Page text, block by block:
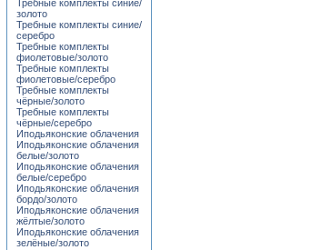
Требные комплекты синие/
золото
Требные комплекты синие/
серебро
Требные комплекты
фиолетовые/золото
Требные комплекты
фиолетовые/серебро
Требные комплекты
чёрные/золото
Требные комплекты
чёрные/серебро
Иподьяконские облачения
Иподьяконские облачения
белые/золото
Иподьяконские облачения
белые/серебро
Иподьяконские облачения
бордо/золото
Иподьяконские облачения
жёлтые/золото
Иподьяконские облачения
зелёные/золото